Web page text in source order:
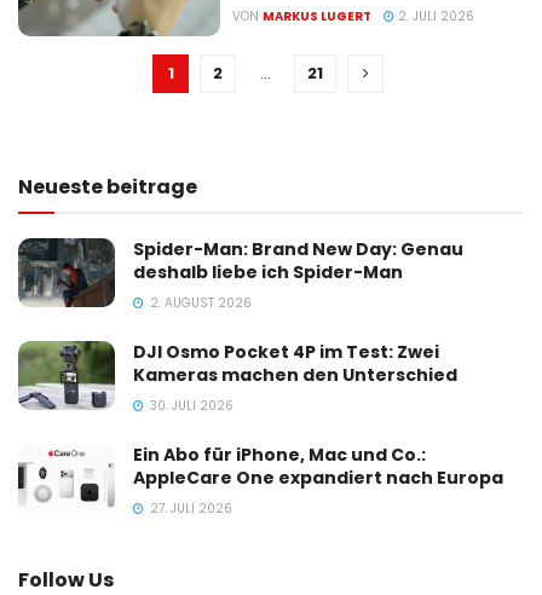
VON MARKUS LUGERT 2. JULI 2026
1 2 … 21
Neueste beitrage
Spider-Man: Brand New Day: Genau
deshalb liebe ich Spider-Man
2. AUGUST 2026
DJI Osmo Pocket 4P im Test: Zwei
Kameras machen den Unterschied
30. JULI 2026
Ein Abo für iPhone, Mac und Co.:
AppleCare One expandiert nach Europa
27. JULI 2026
Follow Us